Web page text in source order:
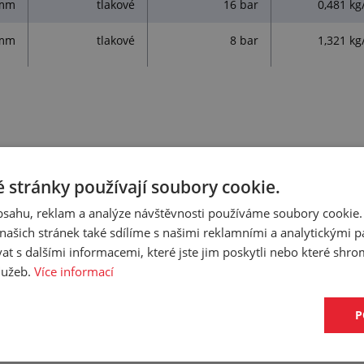
tlakové 16 bar 0,481
tlakové 8 bar 1,321
TLAKOVÁ BAJONETOVÁ
především k osazení hadic svinovacích na plocho pro sání a
stránky používají soubory cookie.
reklam a analýze návštěvnosti používáme soubory
stránek také sdílíme s našimi reklamními a analytickými
s dalšími informacemi, které jste jim poskytli nebo které
Více informací